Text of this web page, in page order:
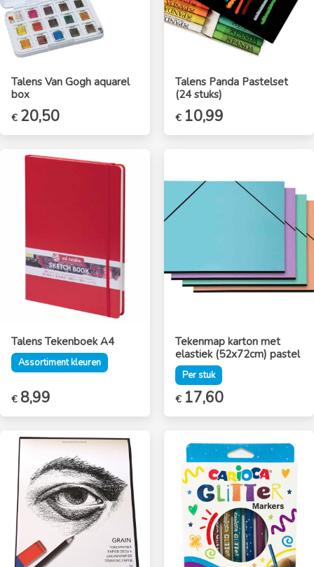
Talens Van Gogh aquarel
box
€ 20,50
Talens Panda Pastelset
(24 stuks)
Oorspronkelijke
€ 10,99
Talens Tekenboek A4
Assortiment kleuren
€ 8,99
Tekenmap karton met
elastiek (52x72cm) pastel
Per stuk
€ 17,60